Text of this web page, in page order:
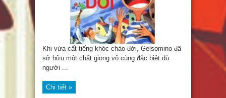
Khi vừa cất tiếng khóc chào đời, Gelsomino đã
sở hữu một chất giọng vô cùng đặc biệt dù
người ...
Chi tiết »